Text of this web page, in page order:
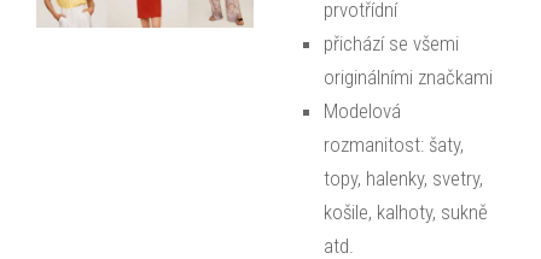
prvotřídní
přichází se všemi
originálními značkami
Modelová
rozmanitost: šaty,
topy, halenky, svetry,
košile, kalhoty, sukně
atd.